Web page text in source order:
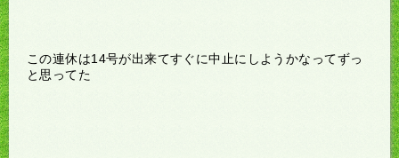
この連休は14号が出来てすぐに中止にしようかなってずっ
と思ってた